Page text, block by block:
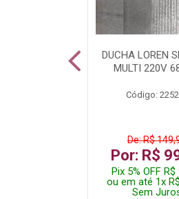
DUCHA LOREN
MULTI 220V
Código:
De: R$
Por: R$
Pix 5% OFF R$
ou em até 1x
Sem